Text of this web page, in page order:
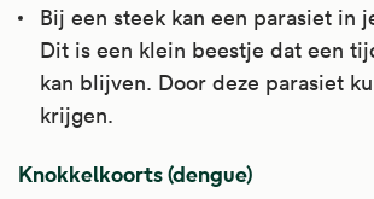
Bij een steek kan een parasiet in
Dit is een klein beestje dat een
kan blijven. Door deze parasiet
krijgen.
Knokkelkoorts (dengue)